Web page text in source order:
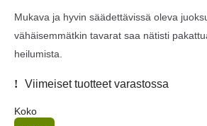
Mukava ja hyvin säädettävissä oleva
vähäisemmätkin tavarat saa nätisti
heilumista.
Viimeiset tuotteet varastossa
Koko